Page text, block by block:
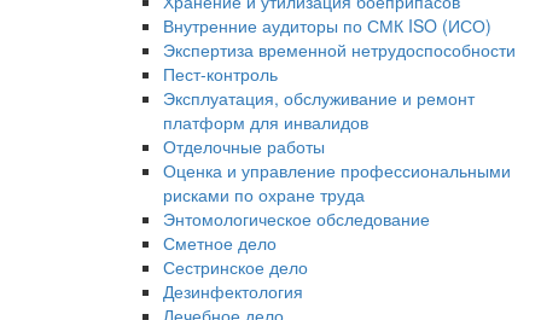
Внутренние аудиторы по СМК ISO (ИСО)
Экспертиза временной нетрудоспособности
Пест-контроль
Эксплуатация, обслуживание и ремонт
платформ для инвалидов
Отделочные работы
Оценка и управление профессиональными
рисками по охране труда
Энтомологическое обследование
Сметное дело
Сестринское дело
Дезинфектология
Лечебное дело